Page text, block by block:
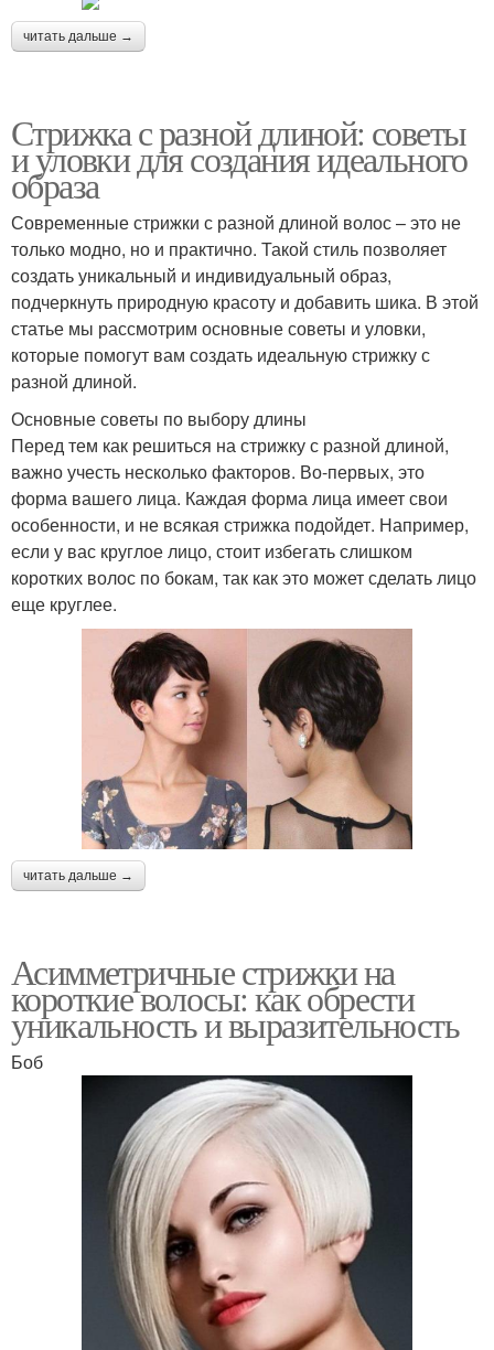
читать дальше →
Стрижка с разной длиной: советы
и уловки для создания идеального
образа
Современные стрижки с разной длиной волос – это не
только модно, но и практично. Такой стиль позволяет
создать уникальный и индивидуальный образ,
подчеркнуть природную красоту и добавить шика. В этой
статье мы рассмотрим основные советы и уловки,
которые помогут вам создать идеальную стрижку с
разной длиной.
Основные советы по выбору длины
Перед тем как решиться на стрижку с разной длиной,
важно учесть несколько факторов. Во-первых, это
форма вашего лица. Каждая форма лица имеет свои
особенности, и не всякая стрижка подойдет. Например,
если у вас круглое лицо, стоит избегать слишком
коротких волос по бокам, так как это может сделать лицо
еще круглее.
читать дальше →
Асимметричные стрижки на
короткие волосы: как обрести
уникальность и выразительность
Боб